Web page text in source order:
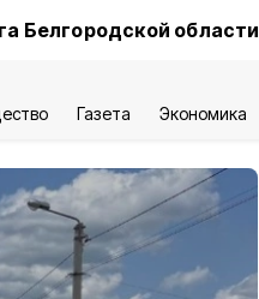
Белгородской области
Газета Экономика